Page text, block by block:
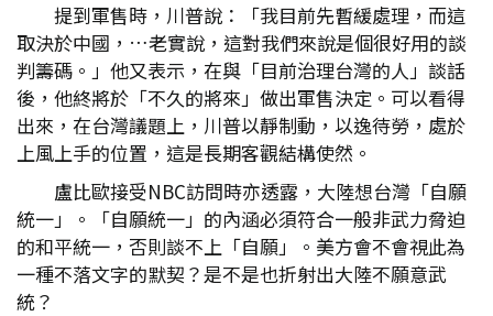
提到軍售時，川普說：「我目前先暫緩處理，而這
取決於中國，…老實說，這對我們來說是個很好用的談
判籌碼。」他又表示，在與「目前治理台灣的人」談話
後，他終將於「不久的將來」做出軍售決定。可以看得
出來，在台灣議題上，川普以靜制動，以逸待勞，處於
上風上手的位置，這是長期客觀結構使然。
盧比歐接受NBC訪問時亦透露，大陸想台灣「自願
統一」。「自願統一」的內涵必須符合一般非武力脅迫
的和平統一，否則談不上「自願」。美方會不會視此為
一種不落文字的默契？是不是也折射出大陸不願意武
統？